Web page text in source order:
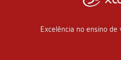
Excelência no ensino de